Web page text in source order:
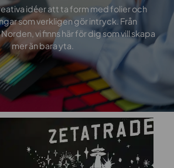
idéer att ta form med folier och
som verkligen gör intryck. Från
vi finns här för dig som vill skapa
mer än bara yta.